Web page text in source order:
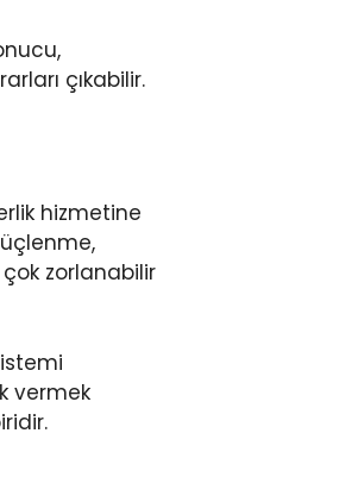
çıkabilir.
hizmetine
zorlanabilir
vermek